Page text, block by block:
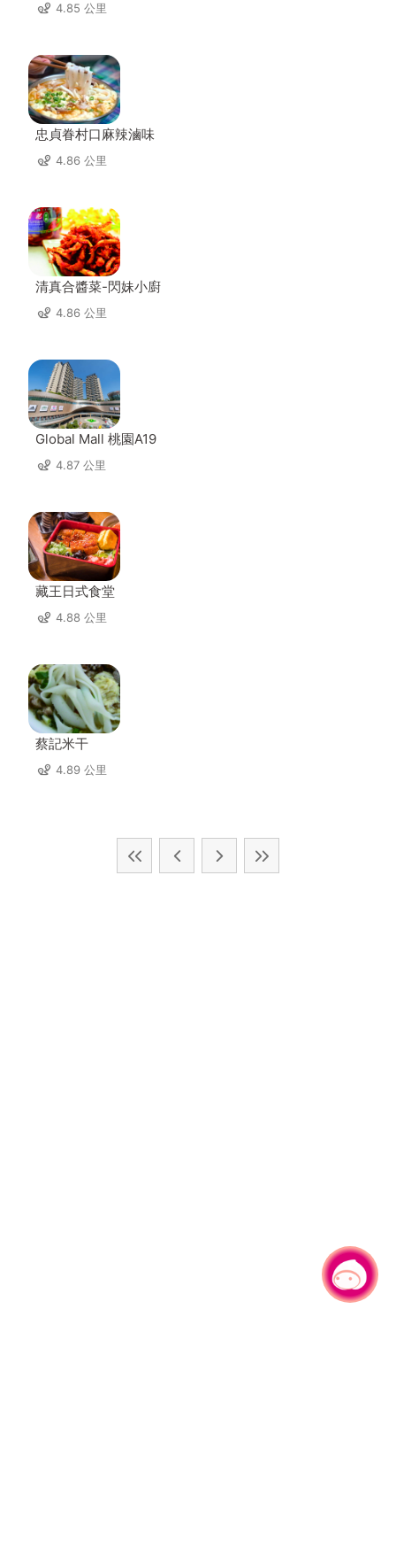
4.85 公里
忠貞眷村口麻辣滷味
4.86 公里
清真合醬菜-閃妹小廚
4.86 公里
Global Mall 桃園A19
4.87 公里
藏王日式食堂
4.88 公里
蔡記米干
4.89 公里